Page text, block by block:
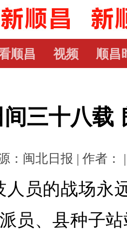
顺昌 视频 顺昌
三十八载
：闽北日报 | 作者：
人员的战场永
员、县种子